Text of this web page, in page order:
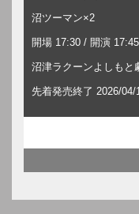
沼ツーマン×2
開場 17:30 / 開演 17:45
沼津ラクーンよしもと
先着発売終了 2026/